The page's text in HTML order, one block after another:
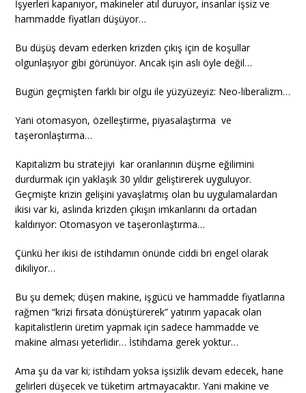
İşyerleri kapanıyor, makineler atıl duruyor, insanlar işsiz ve
hammadde fiyatları düşüyor…
Bu düşüş devam ederken krizden çıkış için de koşullar
olgunlaşıyor gibi görünüyor. Ancak işin aslı öyle değil…
Bugün geçmişten farklı bir olgu ile yüzyüzeyiz: Neo-liberalizm…
Yani otomasyon, özelleştirme, piyasalaştırma ve
taşeronlaştırma…
Kapitalizm bu stratejiyi kar oranlarının düşme eğilimini
durdurmak için yaklaşık 30 yıldır geliştirerek uyguluyor.
Geçmişte krizin gelişini yavaşlatmış olan bu uygulamalardan
ikisi var ki, aslında krizden çıkışın imkanlarını da ortadan
kaldırıyor: Otomasyon ve taşeronlaştırma…
Çünkü her ikisi de istihdamın önünde ciddi bri engel olarak
dikiliyor…
Bu şu demek; düşen makine, işgücü ve hammadde fiyatlarına
rağmen “krizi fırsata dönüştürerek” yatırım yapacak olan
kapitalistlerin üretim yapmak için sadece hammadde ve
makine alması yeterlidir… İstihdama gerek yoktur…
Ama şu da var ki; istihdam yoksa işsizlik devam edecek, hane
gelirleri düşecek ve tüketim artmayacaktır. Yani makine ve